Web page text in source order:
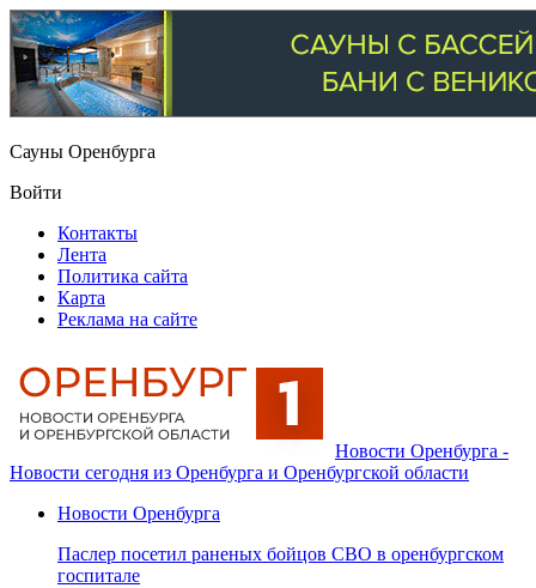
Сауны Оренбурга
Войти
Контакты
Лента
Политика сайта
Карта
Реклама на сайте
Новости Оренбурга -
Новости сегодня из Оренбурга и Оренбургской области
Новости Оренбурга
Паслер посетил раненых бойцов СВО в оренбургском
госпитале